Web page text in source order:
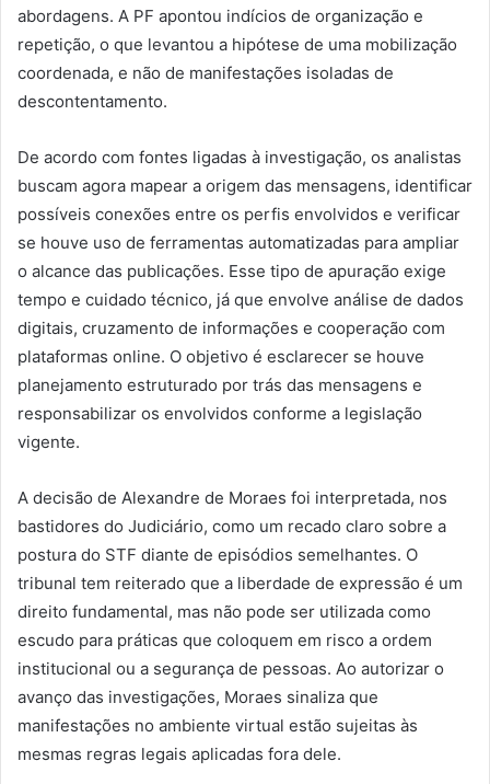
abordagens. A PF apontou indícios de organização e
repetição, o que levantou a hipótese de uma mobilização
coordenada, e não de manifestações isoladas de
descontentamento.
De acordo com fontes ligadas à investigação, os analistas
buscam agora mapear a origem das mensagens, identificar
possíveis conexões entre os perfis envolvidos e verificar
se houve uso de ferramentas automatizadas para ampliar
o alcance das publicações. Esse tipo de apuração exige
tempo e cuidado técnico, já que envolve análise de dados
digitais, cruzamento de informações e cooperação com
plataformas online. O objetivo é esclarecer se houve
planejamento estruturado por trás das mensagens e
responsabilizar os envolvidos conforme a legislação
vigente.
A decisão de Alexandre de Moraes foi interpretada, nos
bastidores do Judiciário, como um recado claro sobre a
postura do STF diante de episódios semelhantes. O
tribunal tem reiterado que a liberdade de expressão é um
direito fundamental, mas não pode ser utilizada como
escudo para práticas que coloquem em risco a ordem
institucional ou a segurança de pessoas. Ao autorizar o
avanço das investigações, Moraes sinaliza que
manifestações no ambiente virtual estão sujeitas às
mesmas regras legais aplicadas fora dele.